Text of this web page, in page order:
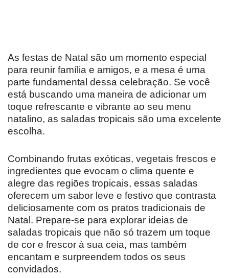
As festas de Natal são um momento especial
para reunir família e amigos, e a mesa é uma
parte fundamental dessa celebração. Se você
está buscando uma maneira de adicionar um
toque refrescante e vibrante ao seu menu
natalino, as saladas tropicais são uma excelente
escolha.
Combinando frutas exóticas, vegetais frescos e
ingredientes que evocam o clima quente e
alegre das regiões tropicais, essas saladas
oferecem um sabor leve e festivo que contrasta
deliciosamente com os pratos tradicionais de
Natal. Prepare-se para explorar ideias de
saladas tropicais que não só trazem um toque
de cor e frescor à sua ceia, mas também
encantam e surpreendem todos os seus
convidados.